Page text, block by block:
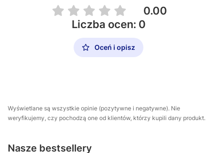
0.00
Liczba ocen: 0
Oceń i opisz
Wyświetlane są wszystkie opinie (pozytywne i negatywne). Nie
weryfikujemy, czy pochodzą one od klientów, którzy kupili dany produkt.
Nasze bestsellery